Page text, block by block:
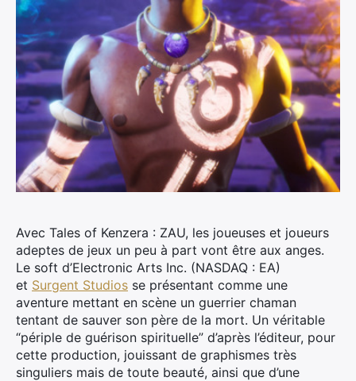
Avec Tales of Kenzera : ZAU, les joueuses et joueurs
adeptes de jeux un peu à part vont être aux anges.
Le soft d’Electronic Arts Inc. (NASDAQ : EA)
et Surgent Studios se présentant comme une
aventure mettant en scène un guerrier chaman
tentant de sauver son père de la mort. Un véritable
“périple de guérison spirituelle” d’après l’éditeur, pour
cette production, jouissant de graphismes très
singuliers mais de toute beauté, ainsi que d’une